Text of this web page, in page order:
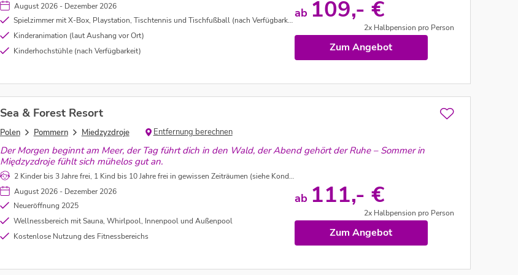
August 2026 - Dezember 2026
Spielzimmer mit X-Box, Playstation, Tischtennis und Tischfußball (nach Verfügbarkeit)
Kinderanimation (laut Aushang vor Ort)
Kinderhochstühle (nach Verfügbarkeit)
ab 109,- €
2x Halbpension pro Person
Zum Angebot
Sea & Forest Resort
Polen Pommern Miedzyzdroje Entfernung berechnen
Der Morgen beginnt am Meer, der Tag führt dich in den Wald, der Abend gehört der Ruhe – Sommer in
Międzyzdroje fühlt sich mühelos gut an.
2 Kinder bis 3 Jahre frei, 1 Kind bis 10 Jahre frei in gewissen Zeiträumen (siehe Konditionen)
August 2026 - Dezember 2026
Neueröffnung 2025
Wellnessbereich mit Sauna, Whirlpool, Innenpool und Außenpool
Kostenlose Nutzung des Fitnessbereichs
ab 111,- €
2x Halbpension pro Person
Zum Angebot